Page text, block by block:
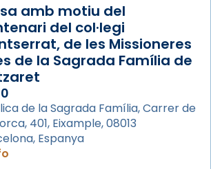
i cor, i té una
de tres hores. Després,
el 1972) al voltant
les relíquies de les santes.
hi participa també un grup de
música i ball propis. Festa
què és calor, ves per les
amb motiu del
del col·legi
de les Missioneres
de la Sagrada Família de
de la Sagrada Família, Carrer de
401, Eixample, 08013
Espanya